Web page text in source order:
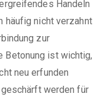
Handeln
häufig nicht verzahnt
zur
Betonung ist wichtig,
neu erfunden
werden für